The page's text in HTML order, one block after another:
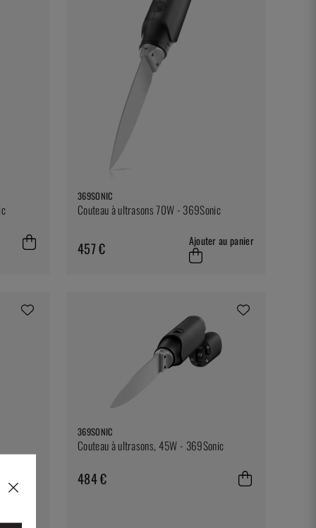
369SONIC
Couteau à ultrasons 70W - 369Sonic
457 € Ajouter au panier
369SONIC
Couteau à ultrasons, 45W - 369Sonic
484 €